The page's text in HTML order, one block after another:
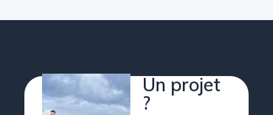
Un projet
?